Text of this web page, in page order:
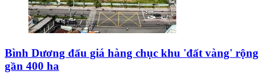
Bình Dương đấu giá hàng chục khu 'đất vàng' rộng
gần 400 ha